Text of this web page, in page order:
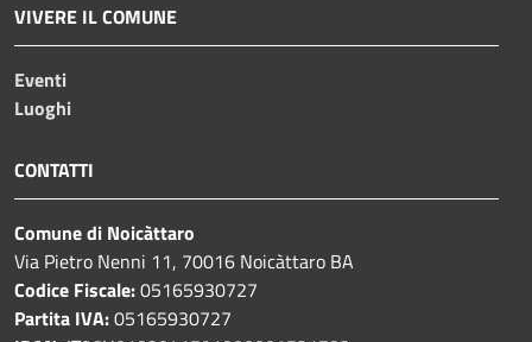
VIVERE IL COMUNE
Eventi
Luoghi
CONTATTI
Comune di Noicàttaro
Via Pietro Nenni 11, 70016 Noicàttaro BA
Codice Fiscale:05165930727
Partita IVA:05165930727